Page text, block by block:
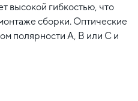
высокой гибкостью, что
сборки. Оптические
полярности А, В или С и